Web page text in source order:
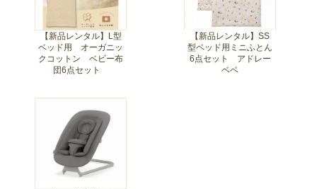
【新品レンタル】L型
ベッド用 オーガニッ
クコットン ベビー布
団6点セット
【新品レンタル】SS
型ベッド用ミニふとん
6点セット アドレー
ベベ